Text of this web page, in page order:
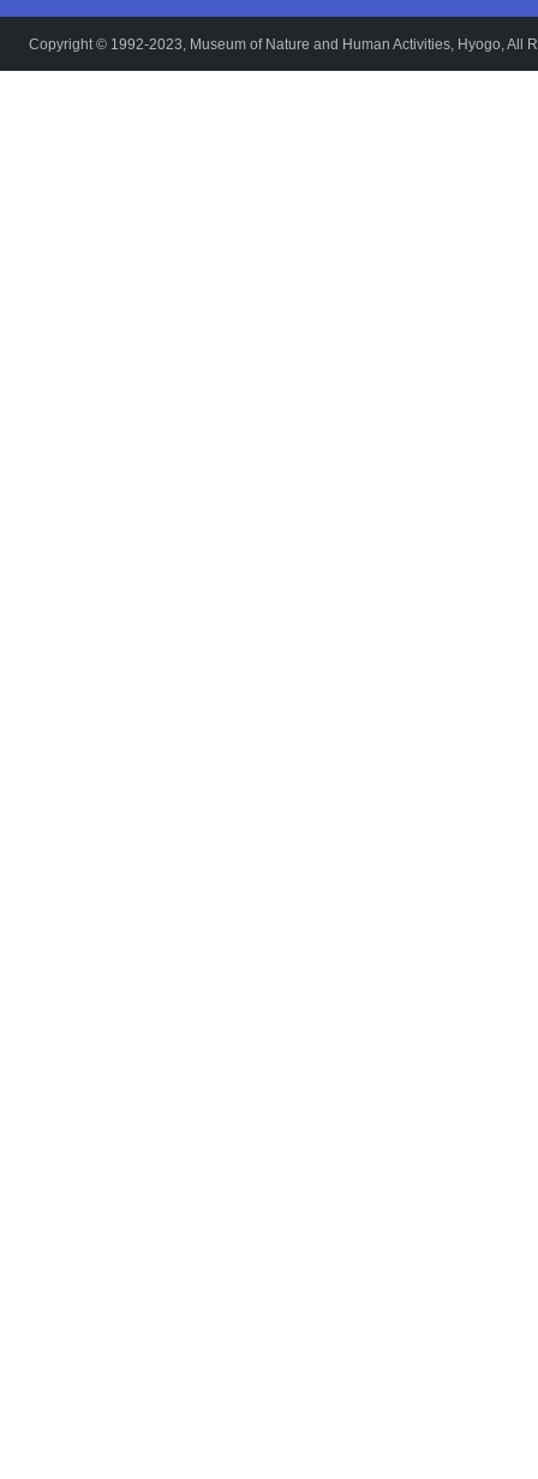
Copyright © 1992-2023, Museum of Nature and Human Activities, Hyogo, All